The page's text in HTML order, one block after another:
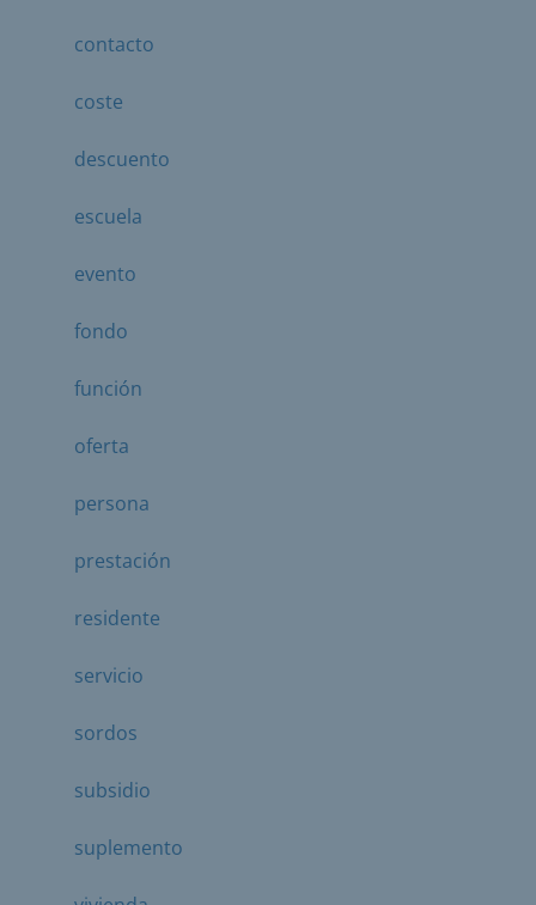
contacto
coste
descuento
escuela
evento
fondo
función
oferta
persona
prestación
residente
servicio
sordos
subsidio
suplemento